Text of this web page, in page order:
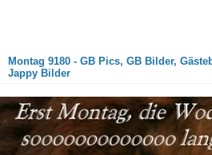
Montag 9180 - GB Pics, GB Bilder,
Jappy Bilder